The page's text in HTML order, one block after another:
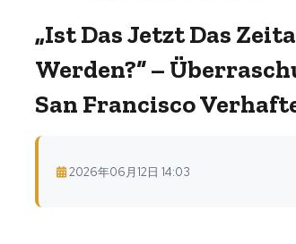
„Ist Das Jetzt Das
Werden?“ –
San Francisco
2026年06月12日 14:03